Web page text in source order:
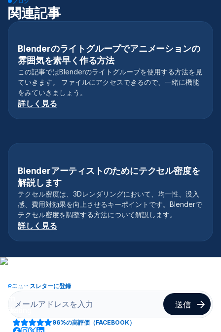
関連記事
チュートリアル
Blenderのライトグループでアニメーションの
雰囲気を素早く作る方法
この記事ではBlenderのライトグループを使用する方法を見
ていきます。 ファイルにアクセスできるので、一緒に機能
をみていきましょう。
詳しく見る
3Dソフトウェア
Blenderアーティストのためにテクセル密度を
解説します
テクセル密度は、3Dレンダリングにおいて、均一性、没入
感、費用対効果を向上させるキーポイントです。Blenderで
テクセル密度を調整する方法について解説します。
詳しく見る
ニュースレターに登録
96%の高評価（FACEBOOK）